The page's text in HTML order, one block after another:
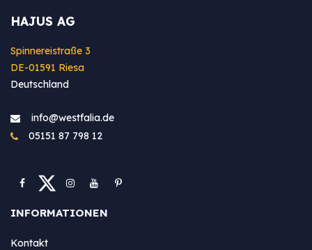
HAJUS AG
Spinnereistraße 3
DE-01591 Riesa
Deutschland
info@westfa​lia.de
05151 87 798 12
INFORMATIONEN
Kontakt